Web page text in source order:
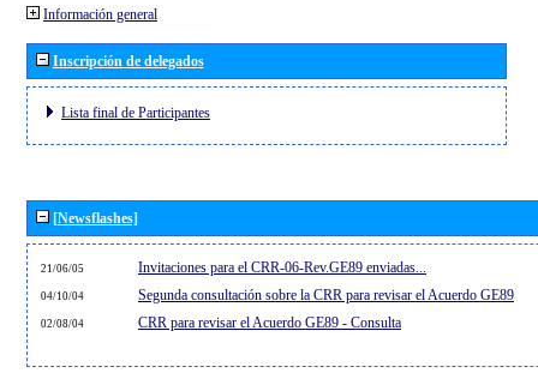
Información general
Inscripción de delegados
Lista final de Participantes
[Newsflashes]
21/06/05 Invitaciones para el CRR-06-Rev.GE89 enviadas...
04/10/04 Segunda consultación sobre la CRR para revisar el Acuerdo GE89
02/08/04 CRR para revisar el Acuerdo GE89 - Consulta